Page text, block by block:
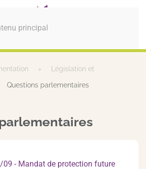
principal
Législation et
Questions parlementaires
- Mandat de protection future